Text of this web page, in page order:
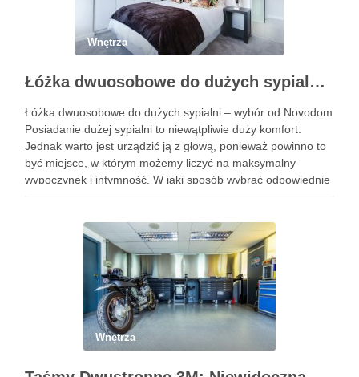
Wnętrza
Łóżka dwuosobowe do dużych sypialni – wybór od Novodom
Łóżka dwuosobowe do dużych sypialni – wybór od Novodom
Posiadanie dużej sypialni to niewątpliwie duży komfort.
Jednak warto jest urządzić ją z głową, ponieważ powinno to
być miejsce, w którym możemy liczyć na maksymalny
wypoczynek i intymność. W jaki sposób wybrać odpowiednie
łóżko, które nie tylko pozwoli nam na spokojny …
Wnętrza